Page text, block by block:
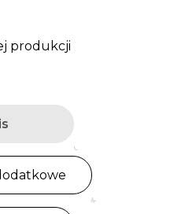
produkcji